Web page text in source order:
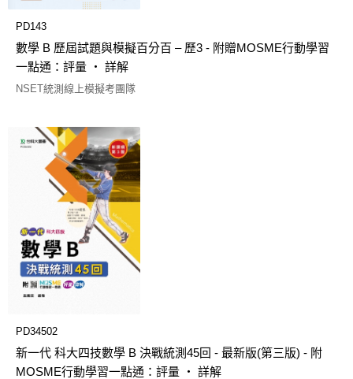
PD143
數學 B 歷屆試題與模擬百分百 – 歷3 - 附贈MOSME行動學習
一點通：評量 ‧ 詳解
NSET統測線上模擬考團隊
PD34502
新一代 科大四技數學 B 決戰統測45回 - 最新版(第三版) - 附
MOSME行動學習一點通：評量 ‧ 詳解